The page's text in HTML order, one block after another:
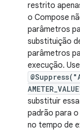
restrito
o Compose
parâmetros
substituição
parâmetros
execução. Use
substituir
padrão para
no tempo de